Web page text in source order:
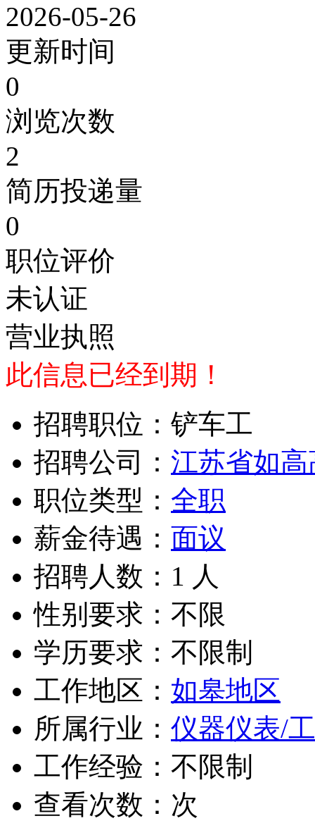
2026-05-26
更新时间
0
浏览次数
2
简历投递量
0
职位评价
未认证
营业执照
此信息已经到期！
招聘职位：铲车工
招聘公司： 江苏省如
职位类型： 全职
薪金待遇： 面议
招聘人数：1 人
性别要求：不限
学历要求：不限制
工作地区： 如皋地区
所属行业： 仪器仪表/
工作经验：不限制
查看次数： 次